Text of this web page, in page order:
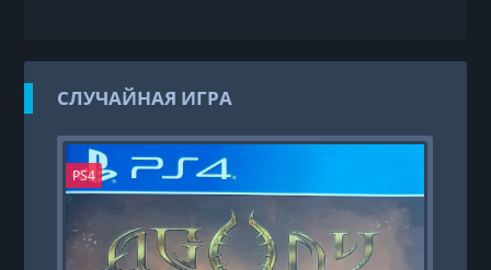
СЛУЧАЙНАЯ ИГРА
PS4